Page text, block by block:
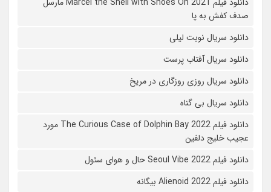
صدف کفش به پا
دانلود سریال نوبت لیلی
دانلود سریال آفتاب پرست
دانلود سریال روزی روزگاری در مریخ
دانلود سریال بی گناه
دانلود فیلم The Curious Case of Dolphin Bay 2022 مورد
عجیب خلیج دلفین
دانلود فیلم Seoul Vibe 2022 حال و هوای سئول
دانلود فیلم Alienoid 2022 بیگانه